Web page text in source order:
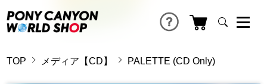
TOP メディア【CD】 PALETTE (CD Only)